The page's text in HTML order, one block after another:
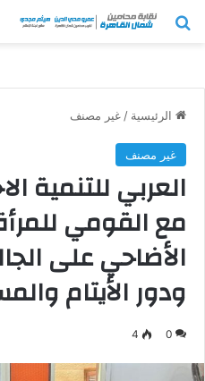
بحث عن
الرئيسية / غير مصنف
غير مصنف
العربي للتنمية
مع القومي
الأضاحي على
ودور الأيتام
0
4